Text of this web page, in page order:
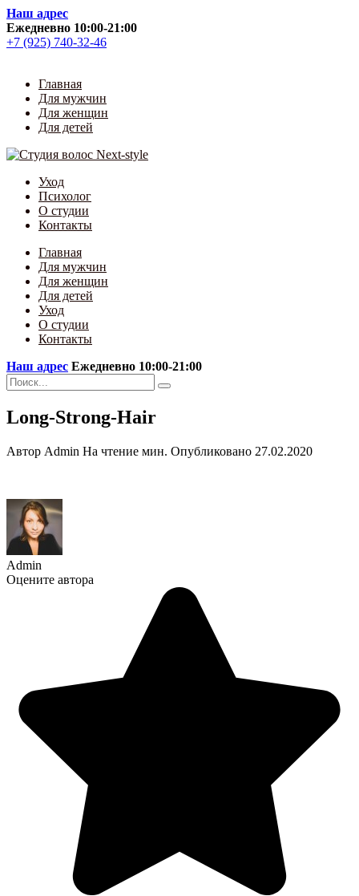
Skip
to
content
Наш адрес
Ежедневно 10:00-21:00
+7 (925) 740-32-46
Главная
Для мужчин
Для женщин
Для детей
Уход
Психолог
О студии
Контакты
Главная
Для мужчин
Для женщин
Для детей
Уход
О студии
Контакты
Наш адрес Ежедневно 10:00-21:00
Search
for:
Long-Strong-Hair
Автор Admin На чтение мин. Опубликовано 27.02.2020
Admin
Оцените автора